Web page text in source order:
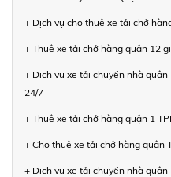
+ Dịch vụ cho thuê xe tải chở
+ Thuê xe tải chở hàng quận 12
+ Dịch vụ xe tải chuyển nhà
24/7
+ Thuê xe tải chở hàng quận 1
+ Cho thuê xe tải chở hàng quận
+ Dịch vụ xe tải chuyển nhà